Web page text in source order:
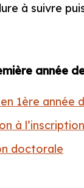
à suivre
année
1ère année
à
doctorale